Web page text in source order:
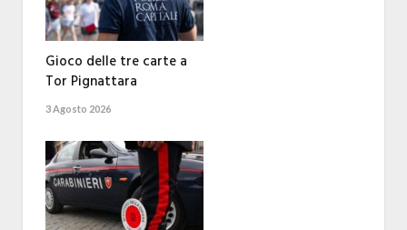
Gioco delle tre carte a
Tor Pignattara
3 Agosto 2026